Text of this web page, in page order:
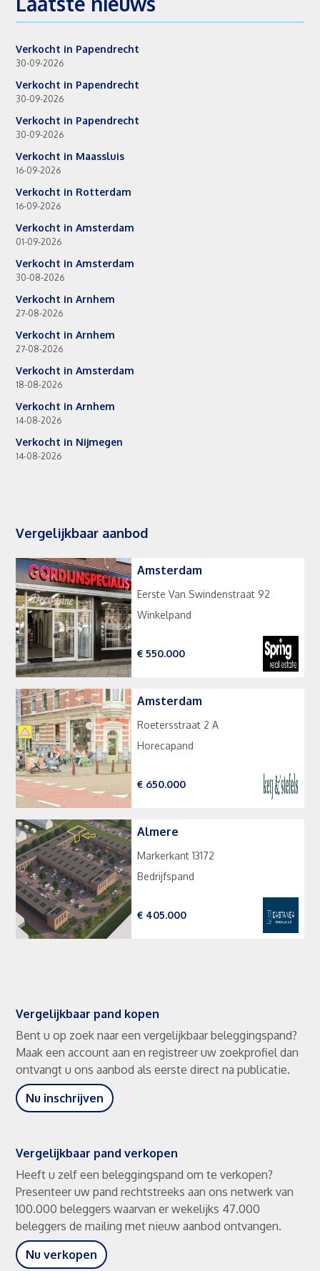
Verkocht in Papendrecht
30-09-2026
Verkocht in Papendrecht
30-09-2026
Verkocht in Papendrecht
30-09-2026
Verkocht in Maassluis
16-09-2026
Verkocht in Rotterdam
16-09-2026
Verkocht in Amsterdam
01-09-2026
Verkocht in Amsterdam
30-08-2026
Verkocht in Arnhem
27-08-2026
Verkocht in Arnhem
27-08-2026
Verkocht in Amsterdam
18-08-2026
Verkocht in Arnhem
14-08-2026
Verkocht in Nijmegen
14-08-2026
Vergelijkbaar aanbod
Amsterdam
Eerste Van Swindenstraat 92
Winkelpand
€ 550.000
Amsterdam
Roetersstraat 2 A
Horecapand
€ 650.000
Almere
Markerkant 13172
Bedrijfspand
€ 405.000
Vergelijkbaar pand kopen
Bent u op zoek naar een vergelijkbaar beleggingspand?
Maak een account aan en registreer uw zoekprofiel dan
ontvangt u ons aanbod als eerste direct na publicatie.
Nu inschrijven
Vergelijkbaar pand verkopen
Heeft u zelf een beleggingspand om te verkopen?
Presenteer uw pand rechtstreeks aan ons netwerk van
100.000 beleggers waarvan er wekelijks 47.000
beleggers de mailing met nieuw aanbod ontvangen.
Nu verkopen